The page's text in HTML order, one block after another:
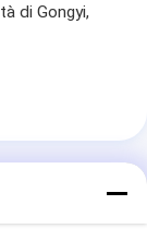
di Gongyi,